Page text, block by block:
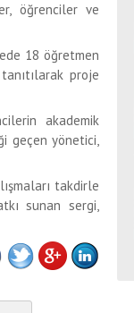
öğrenciler ve
18 öğretmen
proje
akademik
geçen yönetici,
takdirle
sunan sergi,